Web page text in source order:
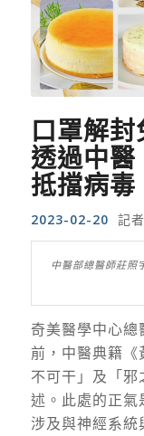
口罩解
透過中醫
抵擋病毒
2023-02-20 記
中醫部總醫師莊照
奇美醫學中心
前，中醫典籍《
不可干」及「
述。 此處的正氣
涉及與神經系統